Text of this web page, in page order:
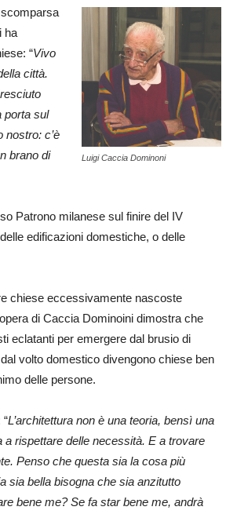
Luigi Caccia Dominoni
ha
“Vivo
città.
porta sul
nostro: c’è
brano di
Patrono milanese sul finire del IV
edificazioni domestiche, o delle
chiese eccessivamente nascoste
di Caccia Dominoini dimostra che
eclatanti per emergere dal brusio di
volto domestico divengono chiese ben
delle persone.
L’architettura non è una teoria, bensì una
rispettare delle necessità. E a trovare
Penso che questa sia la cosa più
sia bella bisogna che sia anzitutto
bene me? Se fa star bene me, andrà